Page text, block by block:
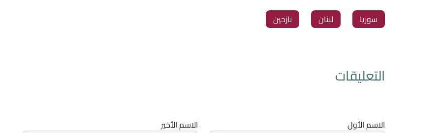
‏سوريا ‏لبنان ‏نازحين
التعليقات
الاسم الأول الاسم الأخير